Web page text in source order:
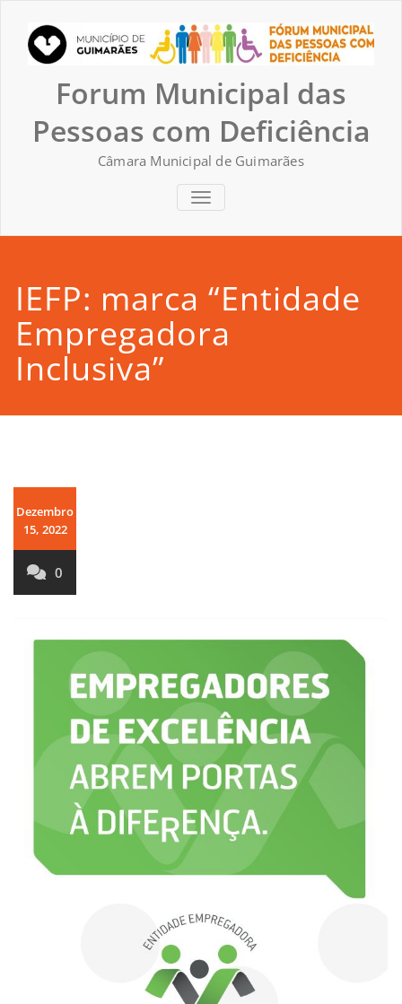
content
Forum Municipal das
Pessoas com Deficiência
Câmara Municipal de Guimarães
TOGGLE NAVIGATION
IEFP: marca “Entidade
Empregadora
Inclusiva”
Dezembro
15, 2022
0